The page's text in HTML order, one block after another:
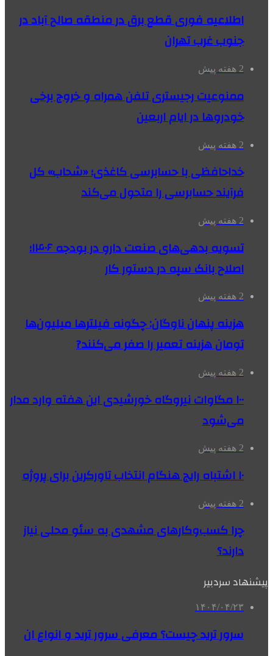
اطلاعیه فوری قطع برق در منطقه صالح آباد در
جنوب غرب تهران
2 هفته پیش
ممنوعیت رجیستری تلفن همراه و خروج برخی
خودروها در ایام اربعین
2 هفته پیش
خداحافظی با حسابرسی کاغذی؛ «شحاب» کل
فرآیند حسابرسی را متحول می‌کند
2 هفته پیش
تسویه بدهی‌های صنعت دارو در بودجه ۱۴۰۶؛
اصلاح بانک سپه در دستور کار
2 هفته پیش
هزینه پنهان ناوگان: چگونه فیلترها میلیون‌ها
تومان هزینه تعمیر را صفر می‌کنند?
2 هفته پیش
۱۰۰ مگاوات نیروگاه‌ خورشیدی این هفته وارد مدار
می‌شود
2 هفته پیش
۱۰ اشتباه رایج هنگام انتخاب تاورکرین برای پروژه
2 هفته پیش
چرا کسب‌وکارهای مشهدی به سئو محلی نیاز
دارند؟
پیشنهاد سردبیر
۱۴۰۴/۰۴/۲۳
سرور ترید چیست؟ معرفی سرور ترید و انواع ان